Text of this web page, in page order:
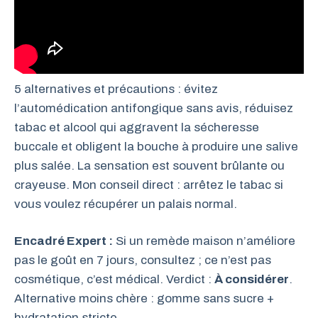
5 alternatives et précautions : évitez
l’automédication antifongique sans avis, réduisez
tabac et alcool qui aggravent la sécheresse
buccale et obligent la bouche à produire une salive
plus salée. La sensation est souvent brûlante ou
crayeuse. Mon conseil direct : arrêtez le tabac si
vous voulez récupérer un palais normal.
Encadré Expert : Si un remède maison n’améliore
pas le goût en 7 jours, consultez ; ce n’est pas
cosmétique, c’est médical. Verdict : À considérer.
Alternative moins chère : gomme sans sucre +